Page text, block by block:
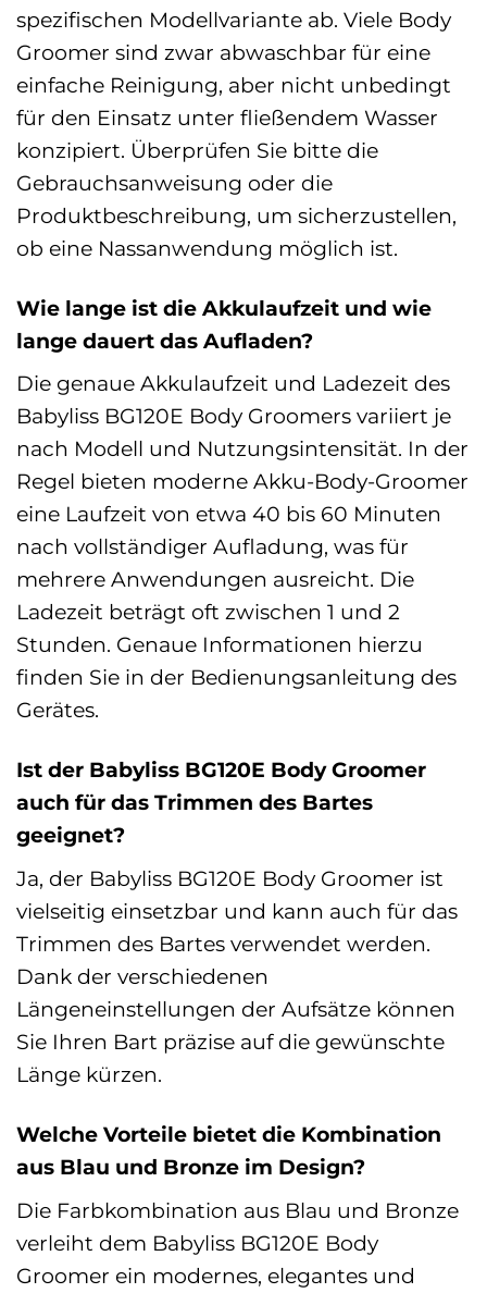
spezifischen Modellvariante ab. Viele Body
Groomer sind zwar abwaschbar für eine
einfache Reinigung, aber nicht unbedingt
für den Einsatz unter fließendem Wasser
konzipiert. Überprüfen Sie bitte die
Gebrauchsanweisung oder die
Produktbeschreibung, um sicherzustellen,
ob eine Nassanwendung möglich ist.
Wie lange ist die Akkulaufzeit und wie
lange dauert das Aufladen?
Die genaue Akkulaufzeit und Ladezeit des
Babyliss BG120E Body Groomers variiert je
nach Modell und Nutzungsintensität. In der
Regel bieten moderne Akku-Body-Groomer
eine Laufzeit von etwa 40 bis 60 Minuten
nach vollständiger Aufladung, was für
mehrere Anwendungen ausreicht. Die
Ladezeit beträgt oft zwischen 1 und 2
Stunden. Genaue Informationen hierzu
finden Sie in der Bedienungsanleitung des
Gerätes.
Ist der Babyliss BG120E Body Groomer
auch für das Trimmen des Bartes
geeignet?
Ja, der Babyliss BG120E Body Groomer ist
vielseitig einsetzbar und kann auch für das
Trimmen des Bartes verwendet werden.
Dank der verschiedenen
Längeneinstellungen der Aufsätze können
Sie Ihren Bart präzise auf die gewünschte
Länge kürzen.
Welche Vorteile bietet die Kombination
aus Blau und Bronze im Design?
Die Farbkombination aus Blau und Bronze
verleiht dem Babyliss BG120E Body
Groomer ein modernes, elegantes und